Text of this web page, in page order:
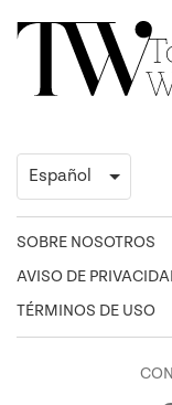
SOBRE NOSOTROS
AVISO DE
TÉRMINOS DE USO